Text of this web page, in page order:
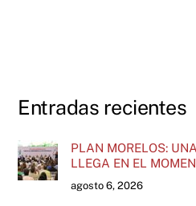
Entradas recientes
PLAN MORELOS:
LLEGA EN EL
agosto 6, 2026